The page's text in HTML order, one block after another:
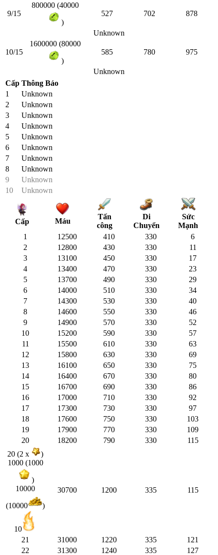
9/15
800000 (40000
)
527 702 878
Unknown
10/15
1600000 (80000
)
585 780 975
Unknown
Cấp Thông Báo
1
Unknown
2
Unknown
3
Unknown
4
Unknown
5
Unknown
6
Unknown
7
Unknown
8
Unknown
9
Unknown
10
Unknown
Cấp Máu
Tấn
công
Di
Chuyển
Sức
Mạnh
1
12500 410 330
6
2
12800 430 330
11
3
13100 450 330
17
4
13400 470 330
23
5
13700 490 330
29
6
14000 510 330
34
7
14300 530 330
40
8
14600 550 330
46
9
14900 570 330
52
10
15200 590 330
57
11
15500 610 330
63
12
15800 630 330
69
13
16100 650 330
75
14
16400 670 330
80
15
16700 690 330
86
16
17000 710 330
92
17
17300 730 330
97
18
17600 750 330
103
19
17900 770 330
109
20
18200 790 330
115
20 (2 x
)
1000 (1000
)
10000
(10000 )
10
30700 1200 335 115
21 31000 1220 335
121
22
31300 1240 335
127